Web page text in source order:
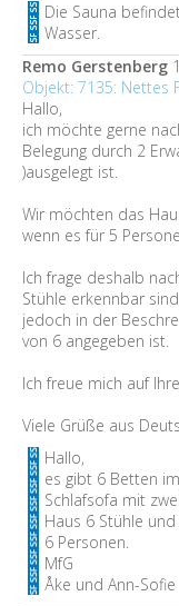
Die Sauna
Wasser.
Remo Gerstenberg
Objekt: 7135: Nettes
Hallo,
ich möchte gerne
Belegung durch 2
)ausgelegt ist.
Wir möchten das
wenn es für 5
Ich frage deshalb
Stühle erkennbar
jedoch in der
von 6 angegeben ist.
Ich freue mich auf
Viele Grüße aus
Hallo,
es gibt 6 Betten
Schlafsofa mit
Haus 6 Stühle
6 Personen.
MfG
Åke und Ann-Sofie